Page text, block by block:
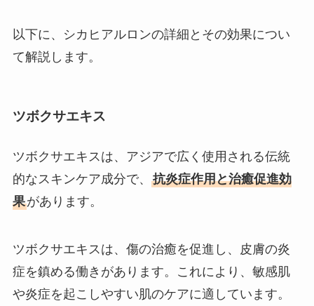
以下に、シカヒアルロンの詳細とその効果につい
て解説します。
ツボクサエキス
ツボクサエキスは、アジアで広く使用される伝統
的なスキンケア成分で、 抗炎症作用と治癒促進効
果があります。
ツボクサエキスは、傷の治癒を促進し、皮膚の炎
症を鎮める働きがあります。これにより、敏感肌
や炎症を起こしやすい肌のケアに適しています。